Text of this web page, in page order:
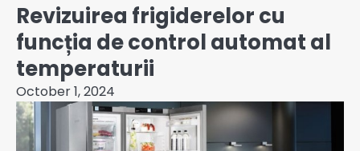
Revizuirea frigiderelor cu
funcția de control automat al
temperaturii
October 1, 2024